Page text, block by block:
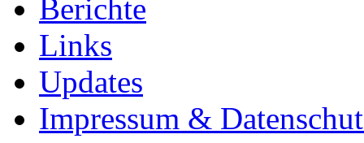
Berichte
Links
Updates
Impressum &